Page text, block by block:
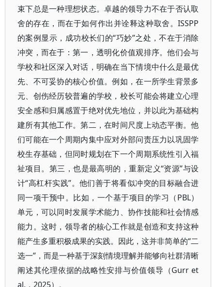
束下总是一种理想状态。卓越的领导力不在于否认取
舍的存在，而在于如何作出并诠释这种取舍。ISSPP
的案例显示，成功校长们的“巧妙”之处，不在于消除
冲突，而在于：第一，透明化价值观排序。他们会与
学校和社区深入对话，明确在当下情境中什么是最优
先、不可妥协的核心价值。例如，在一所学生背景多
元、创伤经历较普遍的学校，校长可能会将建立心理
安全感和归属感置于绝对优先地位，并以此为基础构
建所有其他工作。第二，在时间尺度上动态平衡。他
们可能在一个周期内集中应对外部问责压力以巩固学
校生存基础，但同时规划在下一个周期系统性引入福
祉项目。第三，也是最高明的，重新定义“资源”与设
计“高杠杆实践”。他们善于将看似冲突的目标融合进
同一项干预中。比如，一个基于项目的学习（PBL）
单元，可以同时发展学术能力、协作技能和社会情感
能力。这时，领导者的核心工作就是创造和支持这种
能产生多重积极成果的实践。因此，这并非简单的“二
选一”，而是一种基于深刻情境理解并能够向社群清晰
阐述其伦理依据的战略性安排与价值领导（Gurr et
al.，2025）。